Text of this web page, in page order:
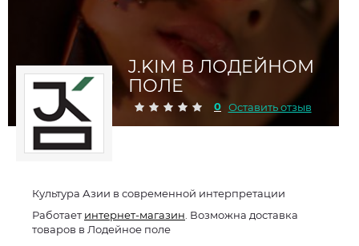
J.KIM В ЛОДЕЙНОМ
ПОЛЕ
0 Оставить отзыв
Культура Азии в современной интерпретации
Работаетинтернет-магазин . Возможна доставка
товаров в Лодейное поле